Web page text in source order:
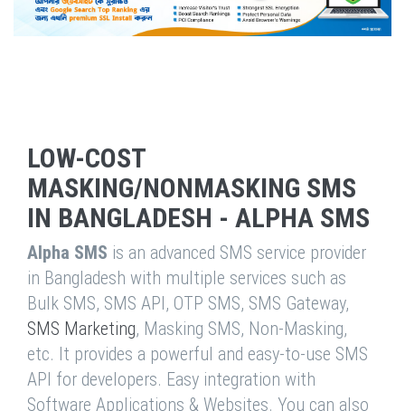
LOW-COST
MASKING/NONMASKING SMS
IN BANGLADESH - ALPHA SMS
Alpha SMS is an advanced SMS service provider
in Bangladesh with multiple services such as
Bulk SMS, SMS API, OTP SMS, SMS Gateway,
SMS Marketing, Masking SMS, Non-Masking,
etc. It provides a powerful and easy-to-use SMS
API for developers. Easy integration with
Software Applications & Websites. You can also